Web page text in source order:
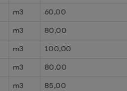
m3
60,00
m3
80,00
m3
100,00
m3
80,00
m3
85,00